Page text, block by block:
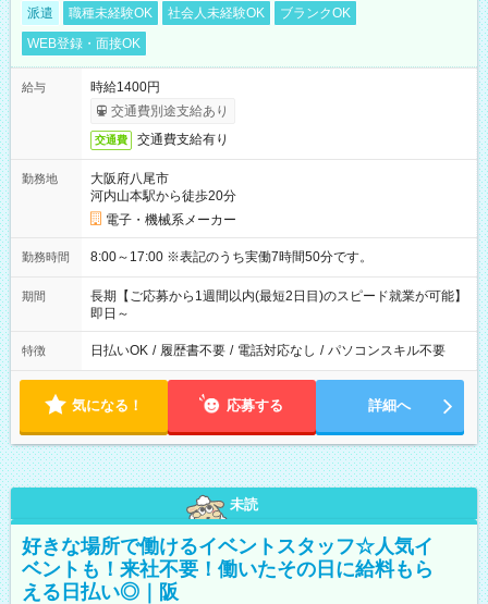
派遣 職種未経験OK 社会人未経験OK
ブランクOK
WEB登録・面接OK
給与
時給1400円
交通費別途支給あり
交通費 交通費支給有り
勤務地
大阪府八尾市
河内山本駅から徒歩20分
電子・機械系メーカー
勤務時間 8:00～17:00 ※表記のうち実働7時間50分です。
期間
長期【ご応募から1週間以内(最短2日目)のスピード就業が可能】
即日～
特徴 日払いOK / 履歴書不要 / 電話対応なし / パソコンスキル不要
気になる！ 応募する 詳細へ
未読
好きな場所で働けるイベントスタッフ☆人気イ
ベントも！来社不要！働いたその日に給料もら
える日払い◎｜阪